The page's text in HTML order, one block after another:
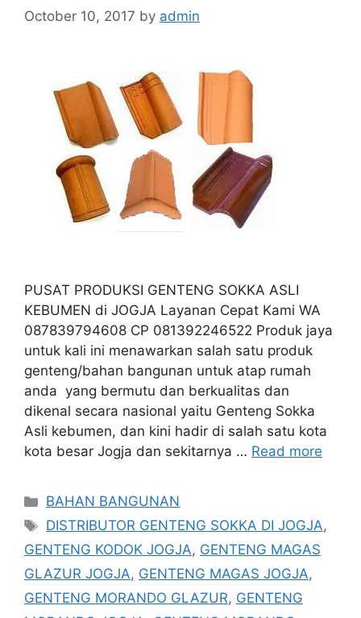
October 10, 2017 by admin
PUSAT PRODUKSI GENTENG SOKKA ASLI
KEBUMEN di JOGJA Layanan Cepat Kami WA
087839794608 CP 081392246522 Produk jaya
untuk kali ini menawarkan salah satu produk
genteng/bahan bangunan untuk atap rumah
anda yang bermutu dan berkualitas dan
dikenal secara nasional yaitu Genteng Sokka
Asli kebumen, dan kini hadir di salah satu kota
kota besar Jogja dan sekitarnya … Read more
Categories
BAHAN BANGUNAN
Tags
DISTRIBUTOR GENTENG SOKKA DI JOGJA,
GENTENG KODOK JOGJA, GENTENG MAGAS
GLAZUR JOGJA, GENTENG MAGAS JOGJA,
GENTENG MORANDO GLAZUR, GENTENG